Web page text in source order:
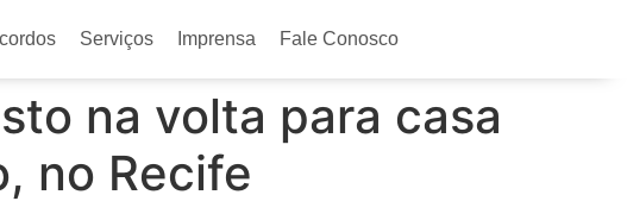
Serviços Imprensa Fale Conosco
na volta para casa
no Recife